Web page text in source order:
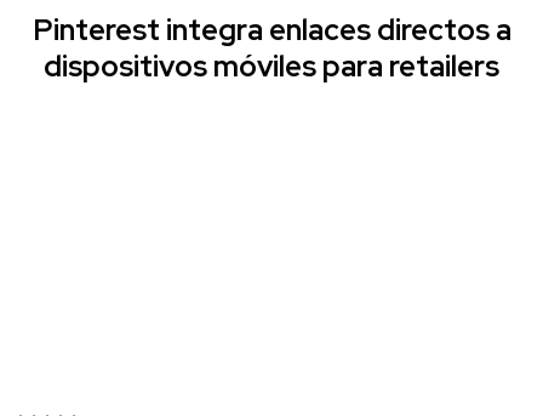
Pinterest integra enlaces directos a
dispositivos móviles para retailers